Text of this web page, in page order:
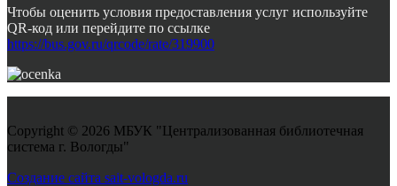
Чтобы оценить условия предоставления услуг используйте
QR-код или перейдите по ссылке
https://bus.gov.ru/qrcode/rate/319900
Copyright © 2026 МБУК "Централизованная библиотечная
система г. Вологды"
Создание сайта sait-vologda.ru